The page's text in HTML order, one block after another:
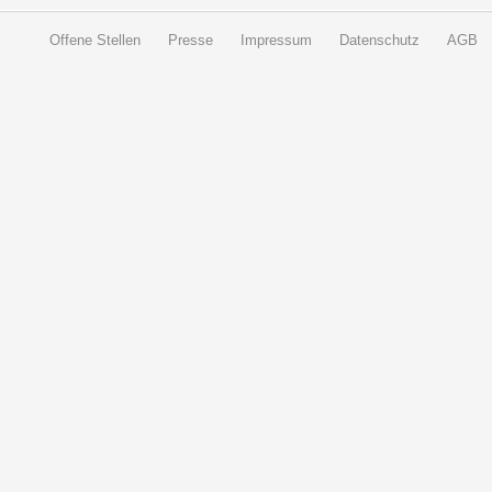
Offene Stellen Presse Impressum Datenschutz AGB